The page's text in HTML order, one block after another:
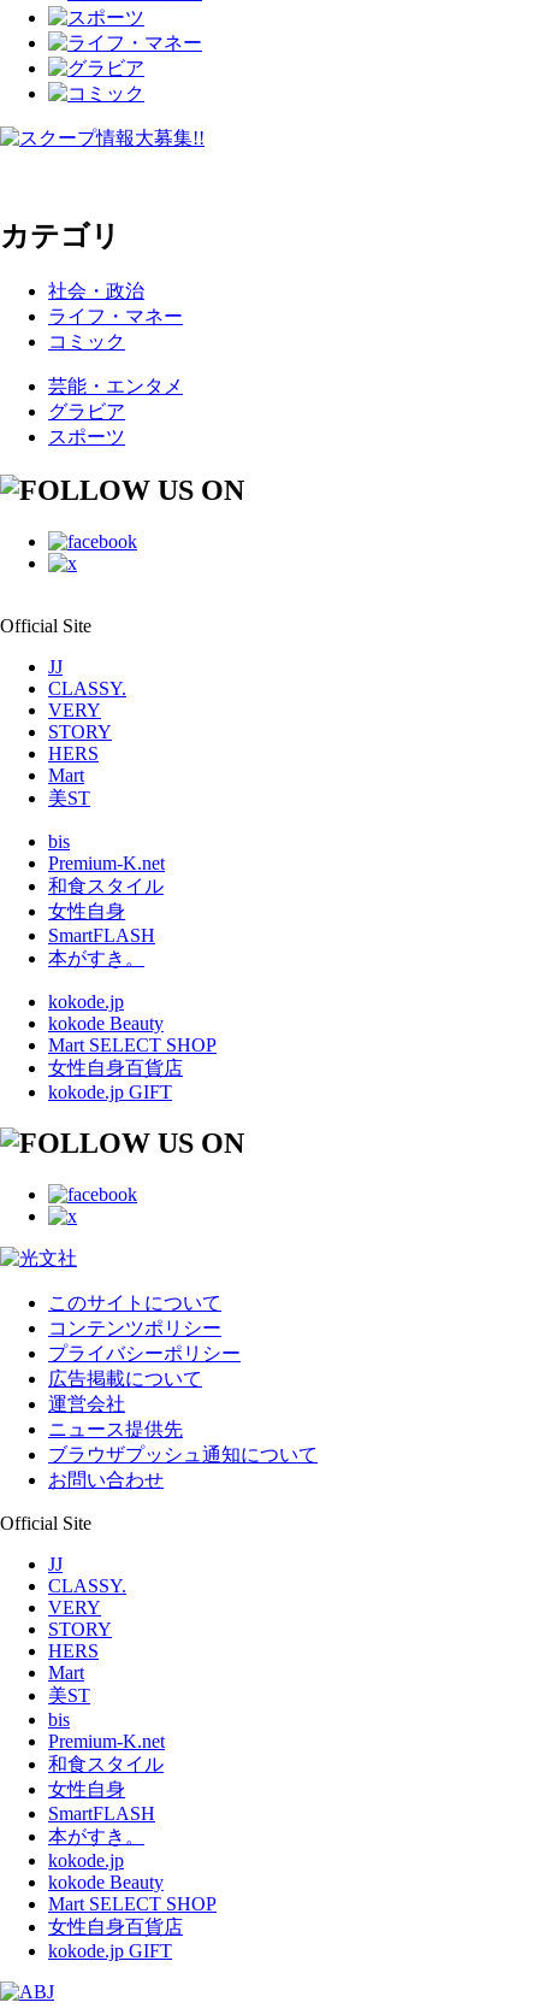
カテゴリ
社会・政治
ライフ・マネー
コミック
芸能・エンタメ
グラビア
スポーツ
Official Site
JJ
CLASSY.
VERY
STORY
HERS
Mart
美ST
bis
Premium-K.net
和食スタイル
女性自身
SmartFLASH
本がすき。
kokode.jp
kokode Beauty
Mart SELECT SHOP
女性自身百貨店
kokode.jp GIFT
このサイトについて
コンテンツポリシー
プライバシーポリシー
広告掲載について
運営会社
ニュース提供先
ブラウザプッシュ通知について
お問い合わせ
Official Site
JJ
CLASSY.
VERY
STORY
HERS
Mart
美ST
bis
Premium-K.net
和食スタイル
女性自身
SmartFLASH
本がすき。
kokode.jp
kokode Beauty
Mart SELECT SHOP
女性自身百貨店
kokode.jp GIFT